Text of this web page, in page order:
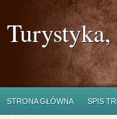
STRONA GŁÓWNA SPIS